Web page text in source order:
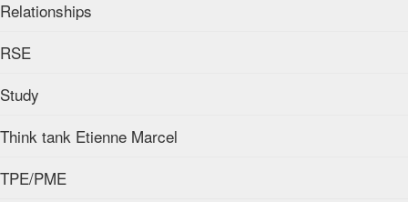
Relationships
RSE
Study
Think tank Etienne Marcel
TPE/PME